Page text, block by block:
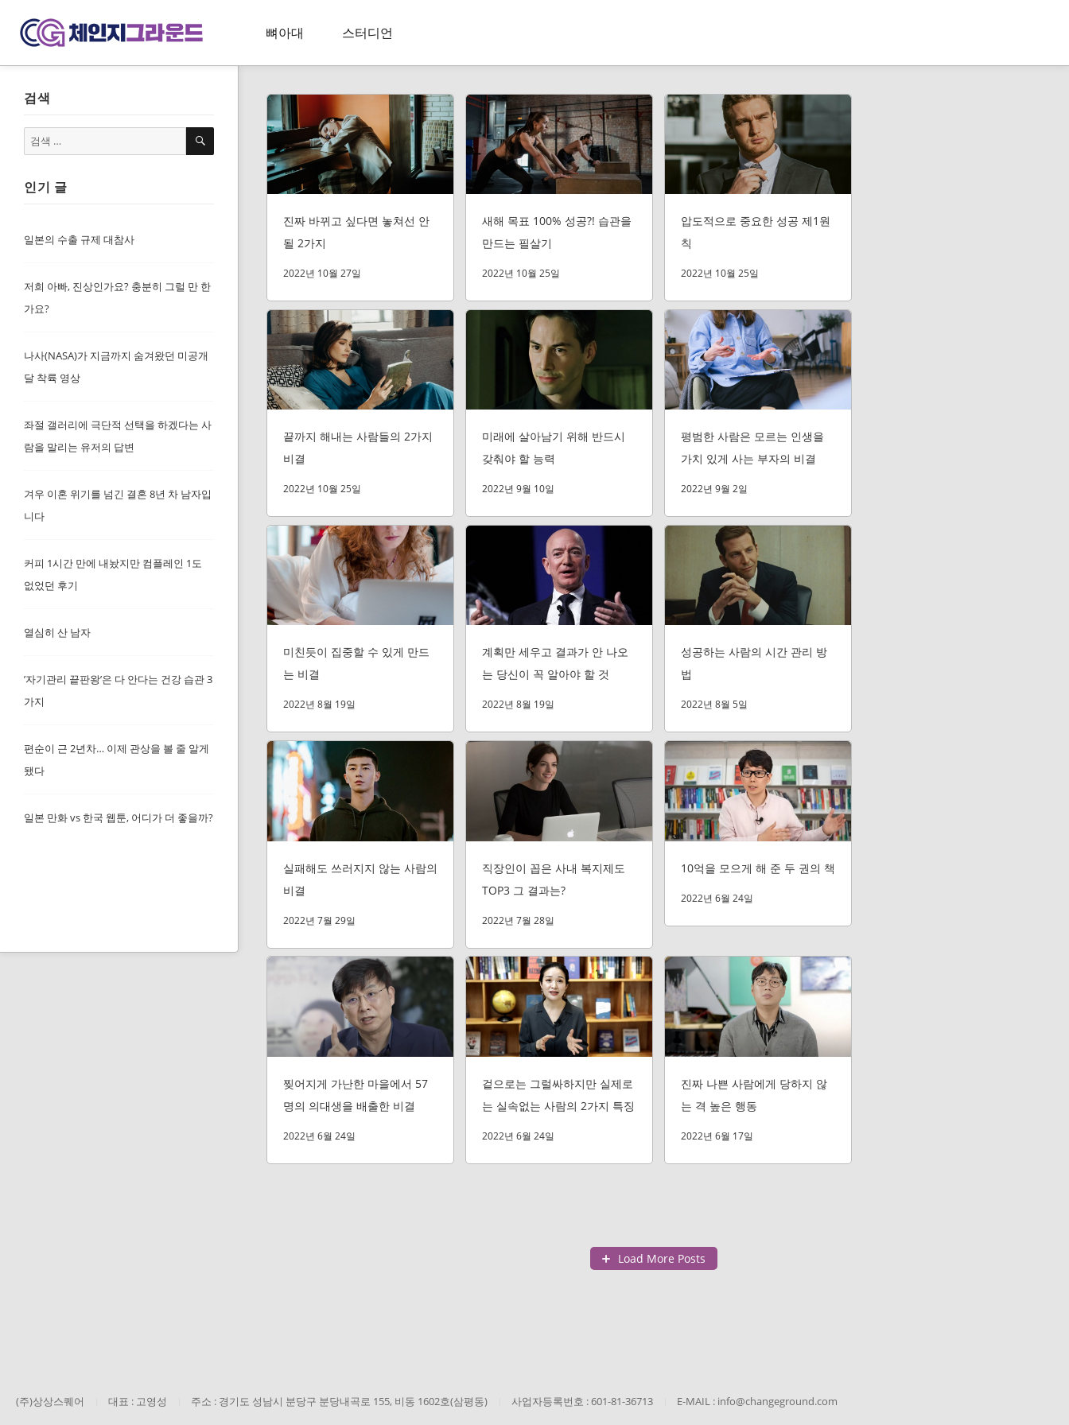
뼈아대 스터디언
진짜 바뀌고 싶다면 놓쳐선 안
될 2가지
2022년 10월 27일
새해 목표 100% 성공?! 습관을
만드는 필살기
2022년 10월 25일
압도적으로 중요한 성공 제1원
칙
2022년 10월 25일
끝까지 해내는 사람들의 2가지
비결
2022년 10월 25일
미래에 살아남기 위해 반드시
갖춰야 할 능력
2022년 9월 10일
평범한 사람은 모르는 인생을
가치 있게 사는 부자의 비결
2022년 9월 2일
미친듯이 집중할 수 있게 만드
는 비결
2022년 8월 19일
계획만 세우고 결과가 안 나오
는 당신이 꼭 알아야 할 것
2022년 8월 19일
성공하는 사람의 시간 관리 방
법
2022년 8월 5일
실패해도 쓰러지지 않는 사람의
비결
2022년 7월 29일
직장인이 꼽은 사내 복지제도
TOP3 그 결과는?
2022년 7월 28일
10억을 모으게 해 준 두 권의 책
2022년 6월 24일
찢어지게 가난한 마을에서 57
명의 의대생을 배출한 비결
2022년 6월 24일
겉으로는 그럴싸하지만 실제로
는 실속없는 사람의 2가지 특징
2022년 6월 24일
진짜 나쁜 사람에게 당하지 않
는 격 높은 행동
2022년 6월 17일
Load More Posts
검색
검
검
인기 글
일본의 수출 규제 대참사
저희 아빠, 진상인가요? 충분히 그럴 만 한
가요?
나사(NASA)가 지금까지 숨겨왔던 미공개
달 착륙 영상
좌절 갤러리에 극단적 선택을 하겠다는 사
람을 말리는 유저의 답변
겨우 이혼 위기를 넘긴 결혼 8년 차 남자입
니다
커피 1시간 만에 내놨지만 컴플레인 1도
없었던 후기
열심히 산 남자
’자기관리 끝판왕’은 다 안다는 건강 습관 3
가지
편순이 근 2년차… 이제 관상을 볼 줄 알게
됐다
일본 만화 vs 한국 웹툰, 어디가 더 좋을까?
(주)상상스퀘어 대표 : 고영성 주소 : 경기도 성남시 분당구 분당내곡로 155, 비동 1602호(삼평동) 사업자등록번호 : 601-81-36713 E-MAIL : info@changeground.com